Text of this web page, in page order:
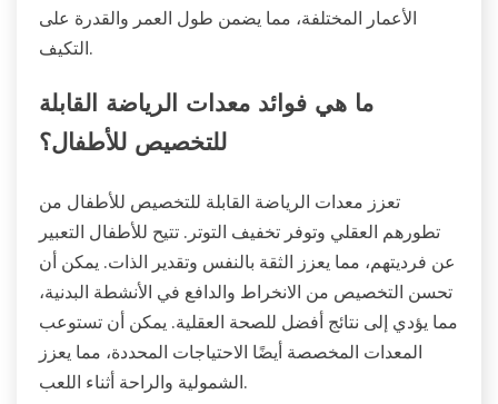
الأعمار المختلفة، مما يضمن طول العمر والقدرة على
التكيف.
ما هي فوائد معدات الرياضة القابلة
للتخصيص للأطفال؟
تعزز معدات الرياضة القابلة للتخصيص للأطفال من
تطورهم العقلي وتوفر تخفيف التوتر. تتيح للأطفال التعبير
عن فرديتهم، مما يعزز الثقة بالنفس وتقدير الذات. يمكن أن
تحسن التخصيص من الانخراط والدافع في الأنشطة البدنية،
مما يؤدي إلى نتائج أفضل للصحة العقلية. يمكن أن تستوعب
المعدات المخصصة أيضًا الاحتياجات المحددة، مما يعزز
الشمولية والراحة أثناء اللعب.